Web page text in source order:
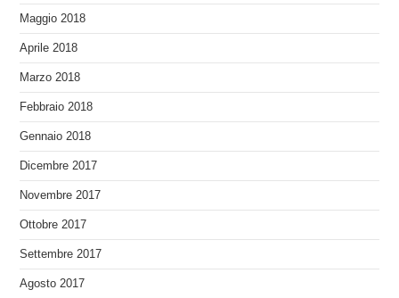
Maggio 2018
Aprile 2018
Marzo 2018
Febbraio 2018
Gennaio 2018
Dicembre 2017
Novembre 2017
Ottobre 2017
Settembre 2017
Agosto 2017